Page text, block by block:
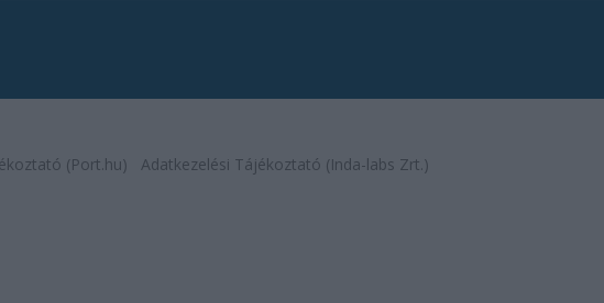
(Port.hu) Adatkezelési Tájékoztató (Inda-labs Zrt.)